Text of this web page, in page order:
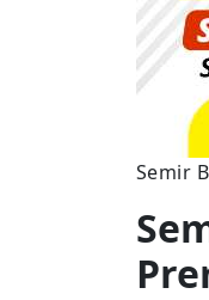
Semir